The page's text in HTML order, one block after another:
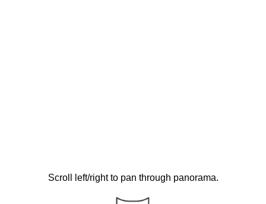
Scroll left/right to pan through panorama.